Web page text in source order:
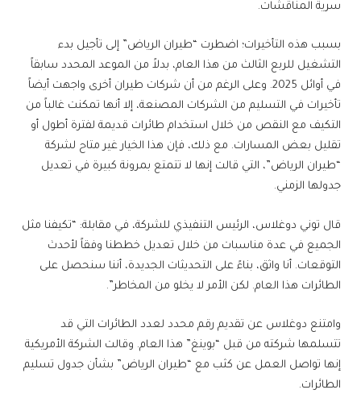
سرية المناقشات.
بسبب هذه التأخيرات؛ اضطرت “طيران الرياض” إلى تأجيل بدء
التشغيل للربع الثالث من هذا العام، بدلاً من الموعد المحدد سابقاً
في أوائل 2025. وعلى الرغم من أن شركات طيران أخرى واجهت أيضاً
تأخيرات في التسليم من الشركات المصنعة، إلا أنها تمكنت غالباً من
التكيف مع النقص من خلال استخدام طائرات قديمة لفترة أطول أو
تقليل بعض المسارات. مع ذلك، فإن هذا الخيار غير متاح لشركة
“طيران الرياض”، التي قالت إنها لا تتمتع بمرونة كبيرة في تعديل
جدولها الزمني.
قال توني دوغلاس، الرئيس التنفيذي للشركة، في مقابلة: “تكيفنا مثل
الجميع في عدة مناسبات من خلال تعديل خططنا وفقاً لأحدث
التوقعات. أنا واثق، بناءً على التحديثات الجديدة، أننا سنحصل على
الطائرات هذا العام. لكن الأمر لا يخلو من المخاطر”.
وامتنع دوغلاس عن تقديم رقم محدد لعدد الطائرات التي قد
تتسلمها شركته من قبل “بوينغ” هذا العام. وقالت الشركة الأمريكية
إنها تواصل العمل عن كثب مع “طيران الرياض” بشأن جدول تسليم
الطائرات.